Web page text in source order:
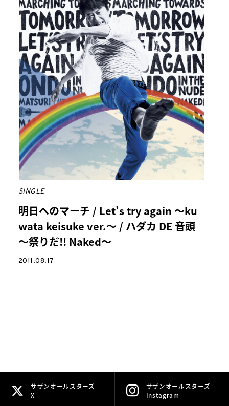
SINGLE
明日へのマーチ / Let's try again ～ku
wata keisuke ver.～ / ハダカ DE 音頭
～祭りだ!! Naked～
2011.08.17
サザンオールスターズ
X
サザンオールスターズ
Instagram